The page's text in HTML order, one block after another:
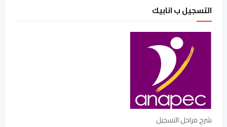
التسجيل ب انابيك
شرح مراحل التسجيل